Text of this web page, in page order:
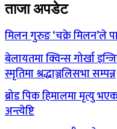
ताजा अपडेट
मिलन गुरुङ ‘चक्रे मिलन’ले
बेलायतमा क्विन्स गोर्खा
स्मृतिमा श्रद्धाञ्जलिसभा सम्पन्न
ब्रोड पिक हिमालमा मृत्यु
अन्त्येष्टि